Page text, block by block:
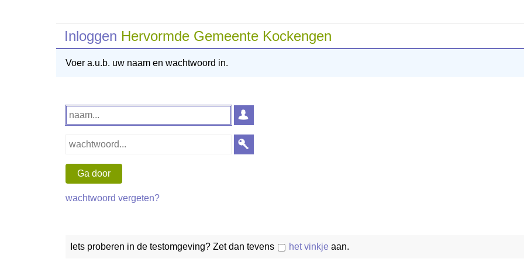
Inloggen Hervormde Gemeente Kockengen
Voer a.u.b. uw naam en wachtwoord in.
wachtwoord vergeten?
Iets proberen in de testomgeving? Zet dan tevens het vinkje aan.